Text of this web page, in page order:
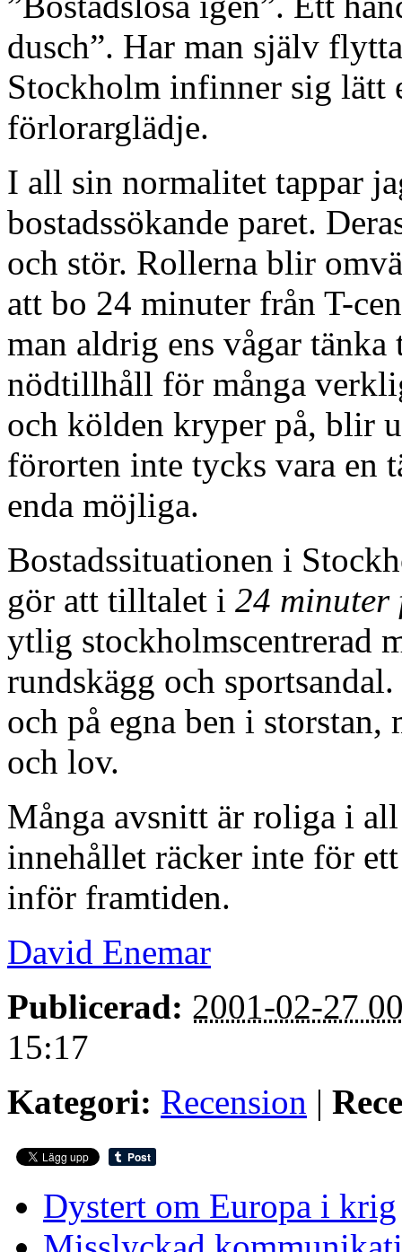
dusch”. Har man själv
Stockholm infinner sig lätt
förlorarglädje.
I all sin normalitet tappar
bostadssökande paret.
och stör. Rollerna blir
att bo 24 minuter från T-
man aldrig ens vågar tänka
nödtillhåll för många
och kölden kryper på, blir
förorten inte tycks vara en
enda möjliga.
Bostadssituationen i
gör att tilltalet i 24 minuter
ytlig stockholmscentrerad
rundskägg och
och på egna ben i
och lov.
Många avsnitt är roliga i
innehållet räcker inte för
inför framtiden.
David Enemar
Publicerad: 2001-02-27
15:17
Kategori: Recension |
Dystert om Europa i krig